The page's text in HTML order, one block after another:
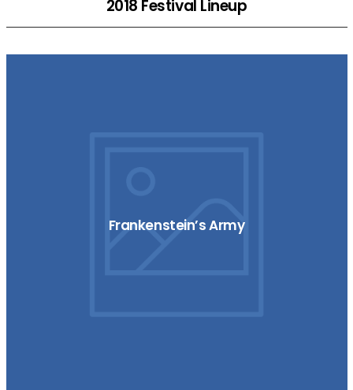
2018 Festival Lineup
Frankenstein’s Army